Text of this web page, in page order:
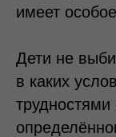
имеет
Дети не
в каких
трудностями